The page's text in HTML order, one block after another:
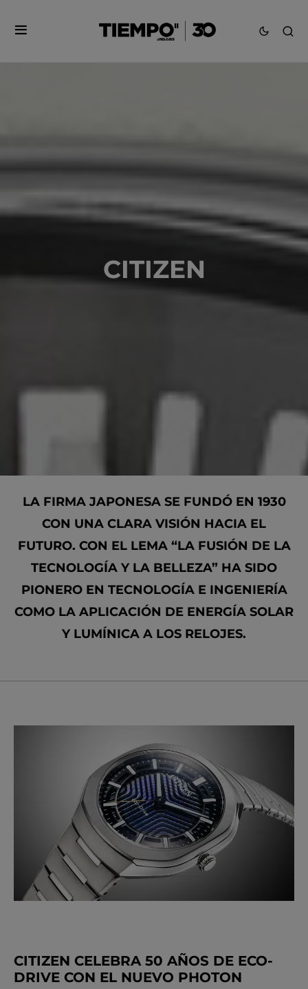
CITIZEN
LA FIRMA JAPONESA SE FUNDÓ EN 1930
CON UNA CLARA VISIÓN HACIA EL
FUTURO. CON EL LEMA “LA FUSIÓN DE LA
TECNOLOGÍA Y LA BELLEZA” HA SIDO
PIONERO EN TECNOLOGÍA E INGENIERÍA
COMO LA APLICACIÓN DE ENERGÍA SOLAR
Y LUMÍNICA A LOS RELOJES.
CITIZEN CELEBRA 50 AÑOS DE ECO-
DRIVE CON EL NUEVO PHOTON